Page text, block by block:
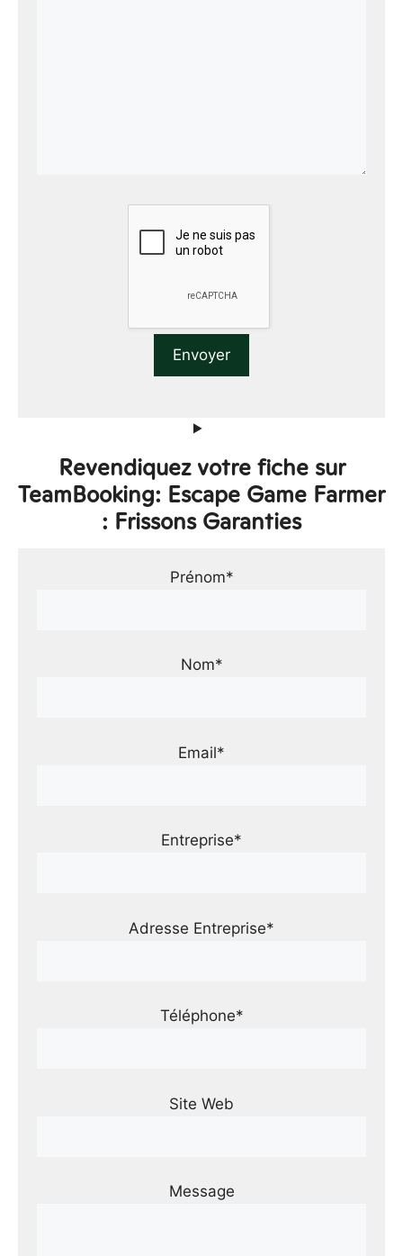
Revendiquez votre fiche sur
TeamBooking: Escape Game Farmer
: Frissons Garanties
Prénom*
Nom*
Email*
Entreprise*
Adresse Entreprise*
Téléphone*
Site Web
Message